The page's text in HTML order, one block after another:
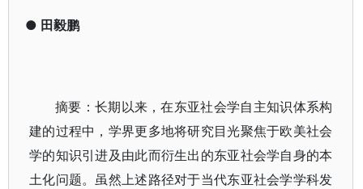
● 田毅鹏
摘要：长期以来，在东亚社会学自主知识体系构
建的过程中，学界更多地将研究目光聚焦于欧美社会
学的知识引进及由此而衍生出的东亚社会学自身的本
土化问题。虽然上述路径对于当代东亚社会学学科发